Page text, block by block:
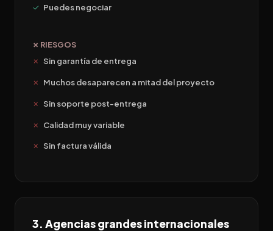
Puedes negociar
✗ RIESGOS
Sin garantía de entrega
Muchos desaparecen a mitad del proyecto
Sin soporte post-entrega
Calidad muy variable
Sin factura válida
3. Agencias grandes internacionales